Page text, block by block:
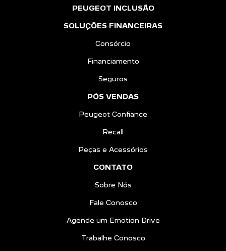
PEUGEOT INCLUSÃO
SOLUÇÕES FINANCEIRAS
Consórcio
Financiamento
Seguros
PÓS VENDAS
Peugeot Confiance
Recall
Peças e Acessórios
CONTATO
Sobre Nós
Fale Conosco
Agende um Emotion Drive
Trabalhe Conosco